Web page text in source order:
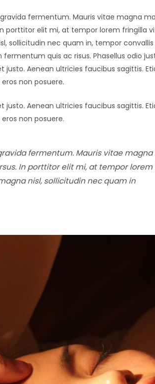
fermentum. Mauris vitae magna
porttitor elit mi, at tempor lorem fringilla
sollicitudin nec quam in, tempor
quis ac risus. Phasellus odio
Aenean ultricies faucibus sagittis.
non posuere.
Aenean ultricies faucibus sagittis.
non posuere.
fermentum. Mauris vitae
In porttitor elit mi, at tempor
nisl, sollicitudin nec quam in